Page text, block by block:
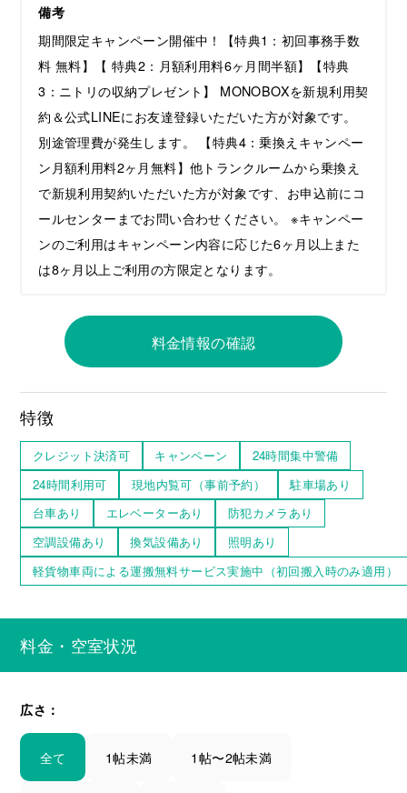
備考
期間限定キャンペーン開催中！【特典1：初回事務手数
料 無料】【 特典2：月額利用料6ヶ月間半額】【特典
3：ニトリの収納プレゼント】 MONOBOXを新規利用契
約＆公式LINEにお友達登録いただいた方が対象です。
別途管理費が発生します。 【特典4：乗換えキャンペー
ン月額利用料2ヶ月無料】他トランクルームから乗換え
で新規利用契約いただいた方が対象です、お申込前にコ
ールセンターまでお問い合わせください。 ※キャンペー
ンのご利用はキャンペーン内容に応じた6ヶ月以上また
は8ヶ月以上ご利⽤の⽅限定となります。
料金情報の確認
特徴
クレジット決済可 キャンペーン
24時間集中警備
24時間利用可
現地内覧可（事前予約）
駐車場あり
台車あり
エレベーターあり
防犯カメラあり
空調設備あり
換気設備あり
照明あり
軽貨物車両による運搬無料サービス実施中（初回搬入時のみ適用）
料金・空室状況
広さ：
全て 1帖未満 1帖〜2帖未満